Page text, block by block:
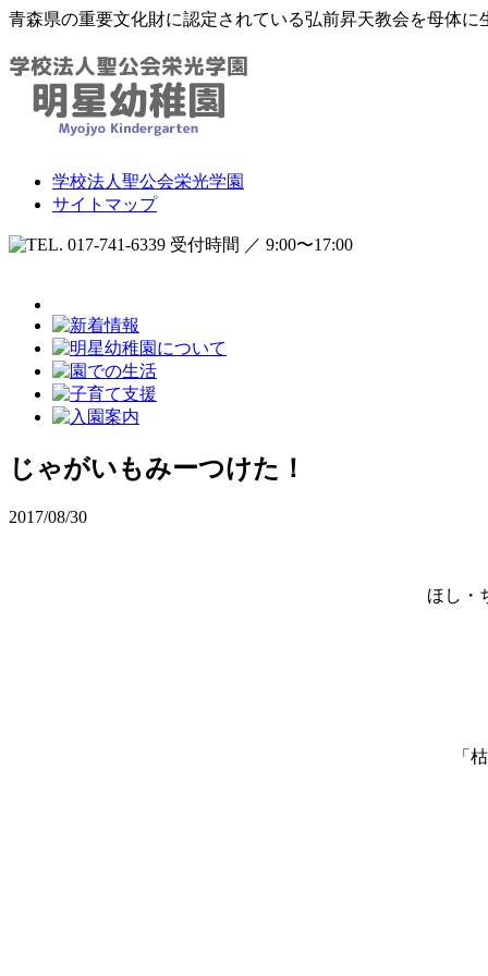
青森県の重要文化財に認定されている弘前昇天教会を母体に
学校法人聖公会栄光学園
サイトマップ
受付時間 ／ 9:00〜17:00
じゃがいもみーつけた！
2017/08/30
ほし・
「